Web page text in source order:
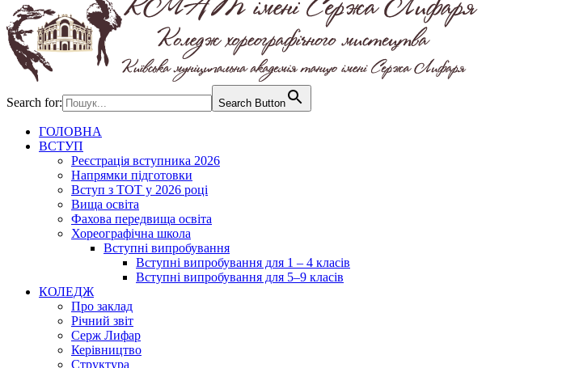
Search for: Search Button
ГОЛОВНА
ВСТУП
Реєстрація вступника 2026
Напрямки підготовки
Вступ з ТОТ у 2026 році
Вища освіта
Фахова передвища освіта
Хореографічна школа
Вступні випробування
Вступні випробування для 1 – 4 класів
Вступні випробування для 5–9 класів
КОЛЕДЖ
Про заклад
Річний звіт
Серж Лифар
Керівництво
Структура